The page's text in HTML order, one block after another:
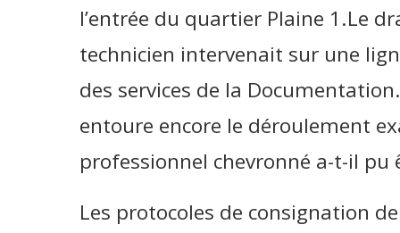
l’entrée du quartier Plaine 1.Le
technicien intervenait sur une
des services de la
entoure encore le déroulement
professionnel chevronné a-t-il
Les protocoles de consignation